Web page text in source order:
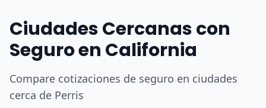
Ciudades Cercanas con
Seguro en California
Compare cotizaciones de seguro en ciudades
cerca de Perris